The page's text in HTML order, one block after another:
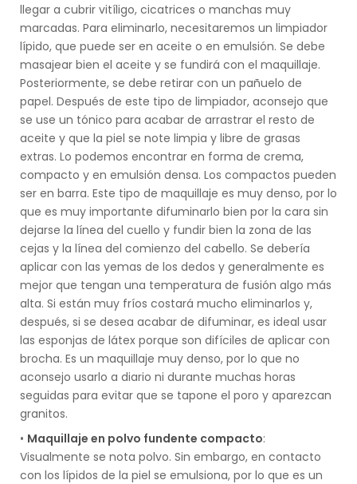
llegar a cubrir vitíligo, cicatrices o manchas muy
marcadas. Para eliminarlo, necesitaremos un limpiador
lípido, que puede ser en aceite o en emulsión. Se debe
masajear bien el aceite y se fundirá con el maquillaje.
Posteriormente, se debe retirar con un pañuelo de
papel. Después de este tipo de limpiador, aconsejo que
se use un tónico para acabar de arrastrar el resto de
aceite y que la piel se note limpia y libre de grasas
extras. Lo podemos encontrar en forma de crema,
compacto y en emulsión densa. Los compactos pueden
ser en barra. Este tipo de maquillaje es muy denso, por lo
que es muy importante difuminarlo bien por la cara sin
dejarse la línea del cuello y fundir bien la zona de las
cejas y la línea del comienzo del cabello. Se debería
aplicar con las yemas de los dedos y generalmente es
mejor que tengan una temperatura de fusión algo más
alta. Si están muy fríos costará mucho eliminarlos y,
después, si se desea acabar de difuminar, es ideal usar
las esponjas de látex porque son difíciles de aplicar con
brocha. Es un maquillaje muy denso, por lo que no
aconsejo usarlo a diario ni durante muchas horas
seguidas para evitar que se tapone el poro y aparezcan
granitos.
• Maquillaje en polvo fundente compacto:
Visualmente se nota polvo. Sin embargo, en contacto
con los lípidos de la piel se emulsiona, por lo que es un